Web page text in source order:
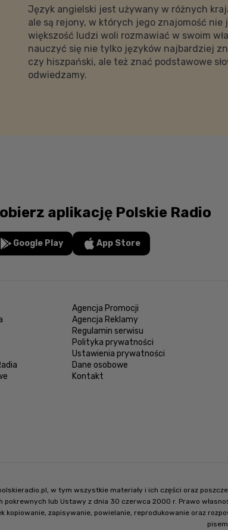
Język angielski jest używany w różnych
ale są rejony, w których jego znajomość nie
większość ludzi woli rozmawiać w swoim
nauczyć się nie tylko języków najbardziej
czy hiszpański, ale też znać podstawowe
odwiedzamy.
aplikację Polskie Radio
Google Play App Store
Agencja Promocji
Agencja Reklamy
Regulamin serwisu
Polityka prywatności
Ustawienia prywatności
Dane osobowe
Kontakt
w tym wszystkie materiały i ich części oraz
pokrewnych lub Ustawy z dnia 30 czerwca 2000 r. Prawo
kopiowanie, zapisywanie, powielanie, reprodukowanie oraz